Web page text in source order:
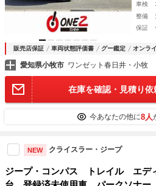
車検
整備
保証
販売店保証 車両状態評価書 グー鑑定 オンラ
愛知県小牧市 ワンゼット春日井・小牧
在庫を確認・見積り依
今あなたの他に8人
NEW クライスラー・ジープ
ジープ・コンパス トレイル エデ